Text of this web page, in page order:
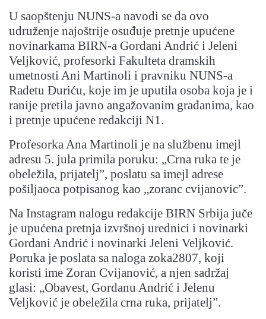
U saopštenju NUNS-a navodi se da ovo
udruženje najoštrije osuđuje pretnje upućene
novinarkama BIRN-a Gordani Andrić i Jeleni
Veljković, profesorki Fakulteta dramskih
umetnosti Ani Martinoli i pravniku NUNS-a
Radetu Đuriću, koje im je uputila osoba koja je i
ranije pretila javno angažovanim građanima, kao
i pretnje upućene redakciji N1.
Profesorka Ana Martinoli je na službenu imejl
adresu 5. jula primila poruku: „Crna ruka te je
obeležila, prijatelj”, poslatu sa imejl adrese
pošiljaoca potpisanog kao „zoranc cvijanovic”.
Na Instagram nalogu redakcije BIRN Srbija juče
je upućena pretnja izvršnoj urednici i novinarki
Gordani Andrić i novinarki Jeleni Veljković.
Poruka je poslata sa naloga zoka2807, koji
koristi ime Zoran Cvijanović, a njen sadržaj
glasi: „Obavest, Gordanu Andrić i Jelenu
Veljković je obeležila crna ruka, prijatelj”.